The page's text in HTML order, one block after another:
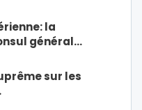
la
général…
sur les